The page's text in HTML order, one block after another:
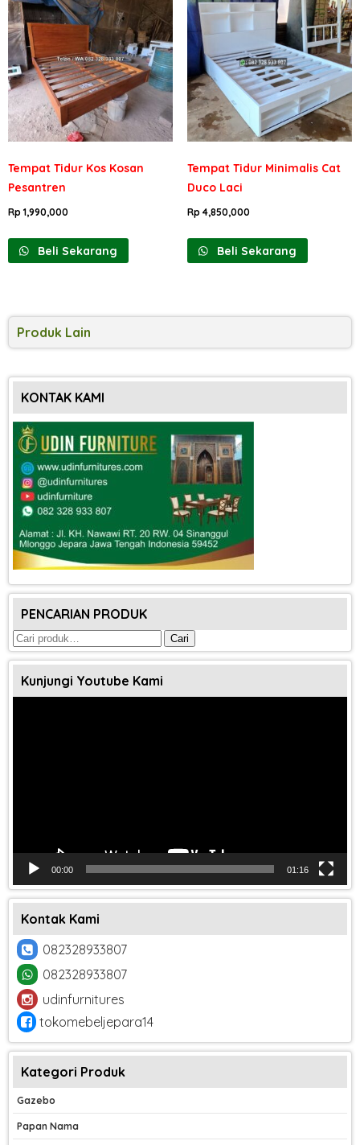
Tempat Tidur Kos Kosan
Pesantren
Rp 1,990,000
Beli Sekarang
Tempat Tidur Minimalis Cat
Duco Laci
Rp4,850,000
Beli Sekarang
Produk Lain
KONTAK KAMI
PENCARIAN PRODUK
Pencarian
untuk:
Cari
Kunjungi Youtube Kami
00:00 01:16
Kontak Kami
082328933807
082328933807
udinfurnitures
tokomebeljepara14
Kategori Produk
Gazebo
Papan Nama